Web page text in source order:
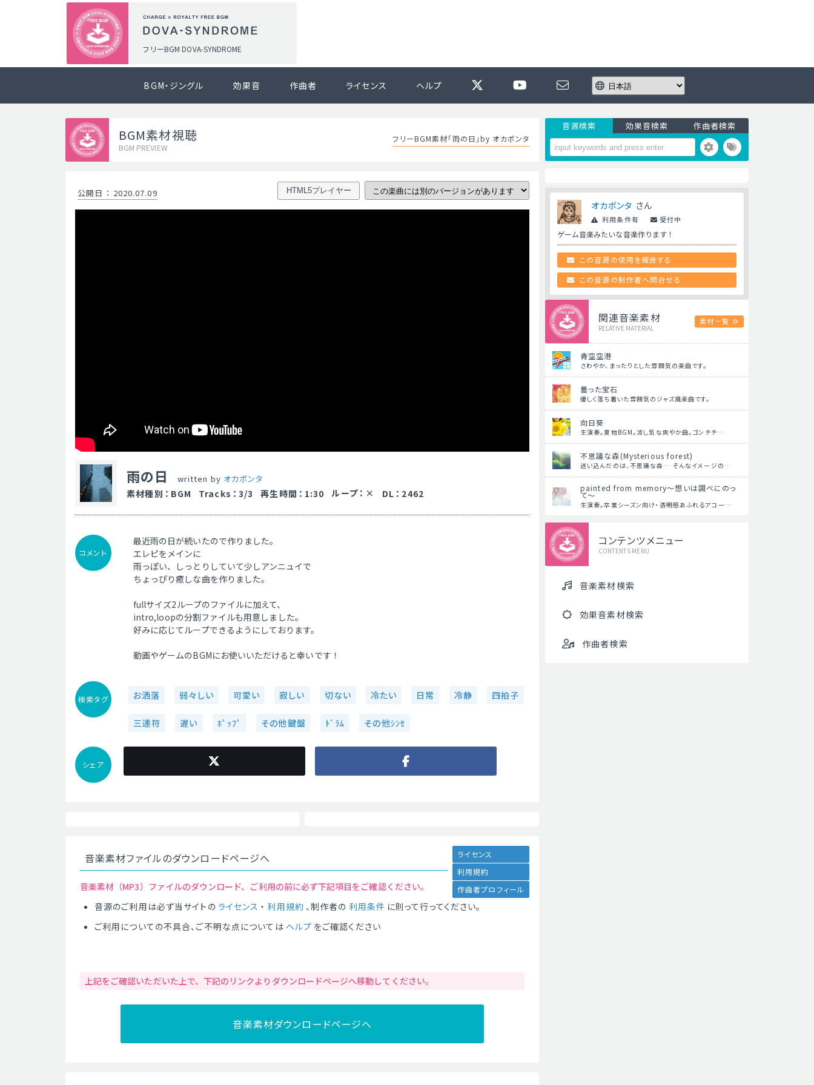
フリーBGM DOVA-SYNDROME
BGM・ジングル 効果音 作曲者 ライセンス ヘルプ
BGM素材視聴
BGM PREVIEW
フリーBGM素材「雨の日」by オカポンタ
公開日 ： 2020.07.09 HTML5プレイヤー
雨の日 written by オカポンタ
素材種別 ： BGM Tracks ： 3/3 再生時間 ： 1:30 ループ ： DL ： 2462
コメント
最近雨の日が続いたので作りました。
エレピをメインに
雨っぽい、しっとりしていて少しアンニュイで
ちょっぴり癒しな曲を作りました。
fullサイズ2ループのファイルに加えて、
intro,loopの分割ファイルも用意しました。
好みに応じてループできるようにしております。
動画やゲームのBGMにお使いいただけると幸いです！
検索タグ お洒落 弱々しい 可愛い 寂しい 切ない 冷たい 日常 冷静 四拍子
三連符 遅い ﾎﾟｯﾌﾟ その他鍵盤 ﾄﾞﾗﾑ その他ｼﾝｾ
シェア
音楽素材ファイルのダウンロードページへ
ライセンス
利用規約
作曲者プロフィール
音楽素材（MP3）ファイルのダウンロード、ご利用の前に必ず下記項目をご確認ください。
音源のご利用は必ず当サイトの ライセンス ・ 利用規約 、制作者の 利用条件 に則って行ってください。
ご利用についての不具合、ご不明な点については ヘルプ をご確認ください
上記をご確認いただいた上で、下記のリンクよりダウンロードページへ移動してください。
音楽素材ダウンロードページへ
音源検索 効果音検索 作曲者検索
オカポンタ さん
利用条件有 受付中
ゲーム音楽みたいな音楽作ります！
この音源の使用を報告する
この音源の制作者へ問合せる
関連音楽素材
RELATIVE MATERIAL
素材一覧
青空空港
さわやか、まったりとした雰囲気の楽曲です。
曇った宝石
優しく落ち着いた雰囲気のジャズ風楽曲です。
向日葵
生演奏。夏物BGM。涼し気な爽やか曲。ゴンチチ…
不思議な森(Mysterious forest)
迷い込んだのは、不思議な森… そんなイメージの…
painted from memory～想いは調べにのっ
て～
生演奏。卒業シーズン向け・透明感あふれるアコー…
コンテンツメニュー
CONTENTS MENU
音楽素材検索
効果音素材検索
作曲者検索